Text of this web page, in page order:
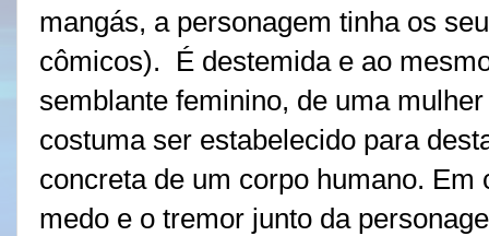
mangás, a personagem tinha os
cômicos). É destemida e ao
semblante feminino, de uma
costuma ser estabelecido para
concreta de um corpo humano.
medo e o tremor junto da